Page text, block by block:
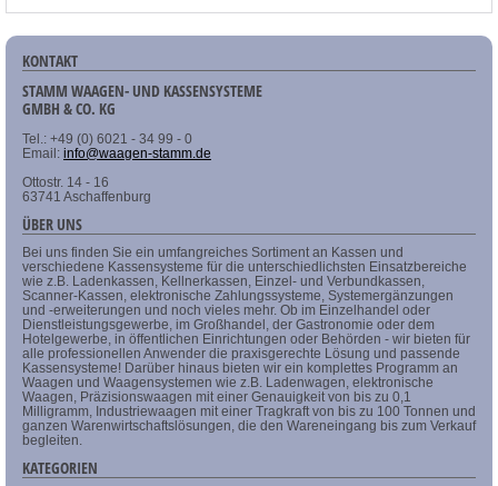
KONTAKT
STAMM WAAGEN- UND KASSENSYSTEME
GMBH & CO. KG
Tel.: +49 (0) 6021 - 34 99 - 0
Email: info@waagen-stamm.de
Ottostr. 14 - 16
63741 Aschaffenburg
ÜBER UNS
Bei uns finden Sie ein umfangreiches Sortiment an Kassen und
verschiedene Kassensysteme für die unterschiedlichsten Einsatzbereiche
wie z.B. Ladenkassen, Kellnerkassen, Einzel- und Verbundkassen,
Scanner-Kassen, elektronische Zahlungssysteme, Systemergänzungen
und -erweiterungen und noch vieles mehr. Ob im Einzelhandel oder
Dienstleistungsgewerbe, im Großhandel, der Gastronomie oder dem
Hotelgewerbe, in öffentlichen Einrichtungen oder Behörden - wir bieten für
alle professionellen Anwender die praxisgerechte Lösung und passende
Kassensysteme! Darüber hinaus bieten wir ein komplettes Programm an
Waagen und Waagensystemen wie z.B. Ladenwagen, elektronische
Waagen, Präzisionswaagen mit einer Genauigkeit von bis zu 0,1
Milligramm, Industriewaagen mit einer Tragkraft von bis zu 100 Tonnen und
ganzen Warenwirtschaftslösungen, die den Wareneingang bis zum Verkauf
begleiten.
KATEGORIEN